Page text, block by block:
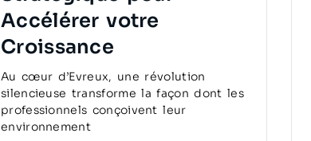
Accélérer votre
Croissance
Au cœur d’Evreux, une révolution
silencieuse transforme la façon dont les
professionnels conçoivent leur
environnement